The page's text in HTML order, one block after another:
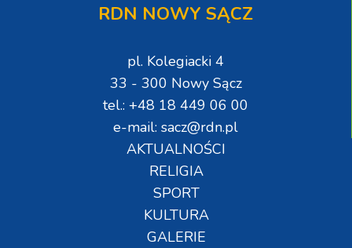
RDN NOWY SĄCZ
pl. Kolegiacki 4
33 - 300 Nowy Sącz
tel.: +48 18 449 06 00
e-mail: sacz@rdn.pl
AKTUALNOŚCI
RELIGIA
SPORT
KULTURA
GALERIE